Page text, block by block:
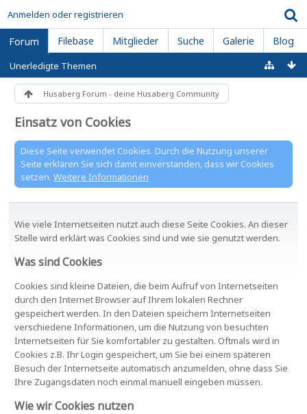
Anmelden oder registrieren
Forum Filebase Mitglieder Suche Galerie Blog
Unerledigte Themen
Husaberg Forum - deine Husaberg Community
Einsatz von Cookies
Diese Seite verwendet Cookies. Durch die Nutzung unserer
Seite erklären Sie sich damit einverstanden, dass wir Cookies
setzen. Weitere Informationen
Wie viele Internetseiten nutzt auch diese Seite Cookies. An dieser
Stelle wird erklärt was Cookies sind und wie sie genutzt werden.
Was sind Cookies
Cookies sind kleine Dateien, die beim Aufruf von Internetseiten
durch den Internet Browser auf Ihrem lokalen Rechner
gespeichert werden. In den Dateien speichern Internetseiten
verschiedene Informationen, um die Nutzung von besuchten
Internetseiten für Sie komfortabler zu gestalten. Oftmals wird in
Cookies z.B. Ihr Login gespeichert, um Sie bei einem späteren
Besuch der Internetseite automatisch anzumelden, ohne dass Sie
Ihre Zugangsdaten noch einmal manuell eingeben müssen.
Wie wir Cookies nutzen